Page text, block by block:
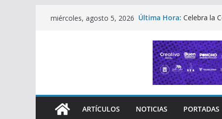
miércoles, agosto 5, 2026 Última Hora: Celebra la
semana de
Michoacán
Comercial
En Nueva
sobre
Amplían
ARTÍCULOS NOTICIAS PORTADAS